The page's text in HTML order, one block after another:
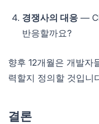
경쟁사의 대응 —
반응할까요?
향후 12개월은 개발자
력할지 정의할 것입니
결론